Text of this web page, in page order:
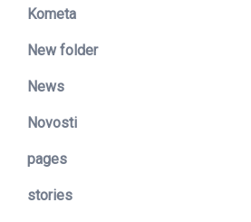
Kometa
New folder
News
Novosti
pages
stories